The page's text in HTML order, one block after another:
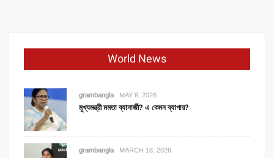
World News
grambangla MAY 8, 2026
মুখ্যমন্ত্রী মমতা ব্যানার্জী? এ কেমন ব্যাপার?
grambangla MARCH 18, 2026